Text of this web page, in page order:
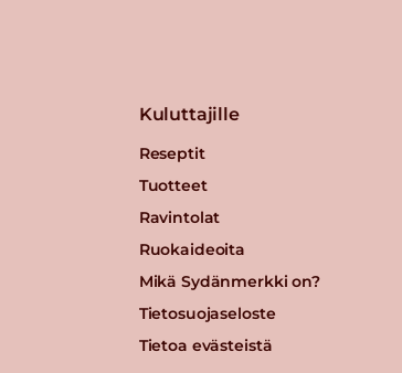
Kuluttajille
Reseptit
Tuotteet
Ravintolat
Ruokaideoita
Mikä Sydänmerkki on?
Tietosuojaseloste
Tietoa evästeistä